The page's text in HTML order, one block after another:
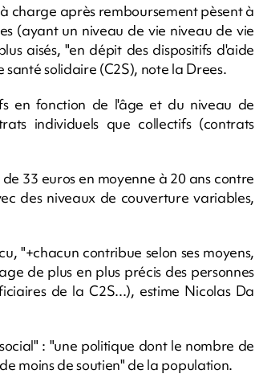
charge après remboursement pèsent à
(ayant un niveau de vie niveau de vie
aisés, "en dépit des dispositifs d'aide
solidaire (C2S), note la Drees.
en fonction de l'âge et du niveau de
individuels que collectifs (contrats
33 euros en moyenne à 20 ans contre
des niveaux de couverture variables,
"+chacun contribue selon ses moyens,
de plus en plus précis des personnes
de la C2S...), estime Nicolas Da
: "une politique dont le nombre de
moins de soutien" de la population.